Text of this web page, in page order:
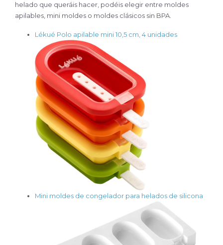
helado que queráis hacer, podéis elegir entre moldes
apilables, mini moldes o moldes clásicos sin BPA.
Lékué Polo apilable mini 10,5 cm, 4 unidades
Mini moldes de congelador para helados de silicona